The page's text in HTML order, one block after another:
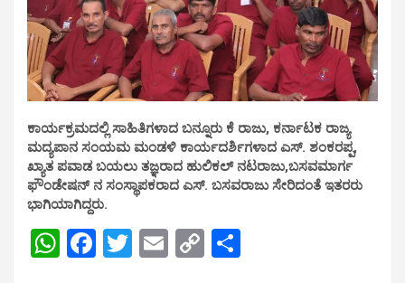
ಕಾರ್ಯಕ್ರಮದಲ್ಲಿ ಸಾಹಿತಿಗಳಾದ ಬನ್ನೂರು ಕೆ ರಾಜು‌, ಕರ್ನಾಟಕ ರಾಜ್ಯ
ಮದ್ಯಪಾನ ಸಂಯಮ ಮಂಡಳಿ ಕಾರ್ಯದರ್ಶಿಗಳಾದ ಎಸ್. ಶಂಕರಪ್ಪ,
ಖ್ಯಾತ ಪವಾಡ ಬಯಲು ತಜ್ಞರಾದ ಹುಲಿಕಲ್ ನಟರಾಜು,ಬಸವಮಾರ್ಗ
ಫೌಂಡೇಷನ್ ನ ಸಂಸ್ಥಾಪಕರಾದ ಎಸ್. ಬಸವರಾಜು ಸೇರಿದಂತೆ ಇತರರು
ಭಾಗಿಯಾಗಿದ್ದರು.
W
F
T
E
C